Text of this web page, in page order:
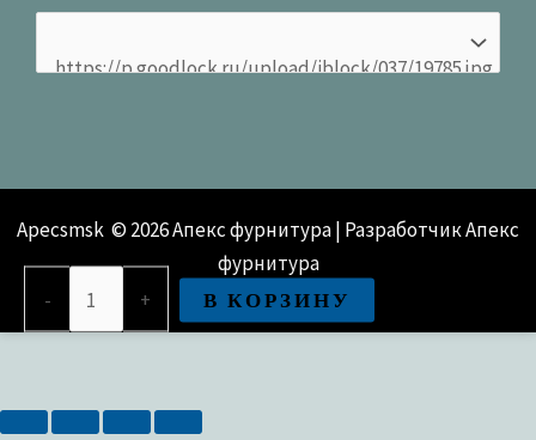
Apecsmsk © 2026 Апекс фурнитура | Разработчик Апекс
фурнитура
-
Apecs
+ В КОРЗИНУ